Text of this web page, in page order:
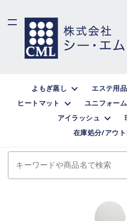
よもぎ蒸し エステ用品
ヒートマット
ユニフォーム
アイラッシュ
在庫処分/アウト